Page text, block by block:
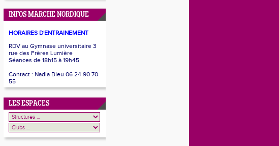
INFOS MARCHE NORDIQUE
HORAIRES D'ENTRAINEMENT
RDV au Gymnase universitaire 3
rue des Frères Lumière
Séances de 18h15 à 19h45
Contact : Nadia Bleu 06 24 90 70
55
LES ESPACES